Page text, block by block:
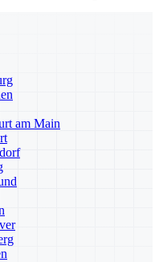
am Main